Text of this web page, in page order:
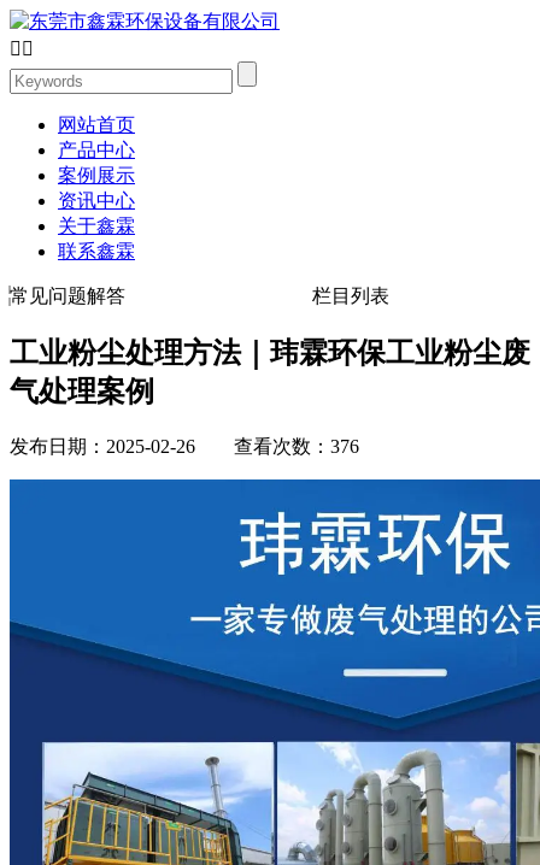
 
网站首页
产品中心
案例展示
资讯中心
关于鑫霖
联系鑫霖
常见问题解答 栏目列表
工业粉尘处理方法｜玮霖环保工业粉尘废
气处理案例
发布日期：2025-02-26 查看次数：376